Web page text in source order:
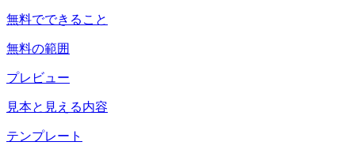
無料でできること
無料の範囲
プレビュー
見本と見える内容
テンプレート